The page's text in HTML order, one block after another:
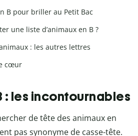
B pour briller au Petit Bac
une liste d’animaux en B ?
: les autres lettres
cœur
: les incontournables
de tête des animaux en
pas synonyme de casse-tête.